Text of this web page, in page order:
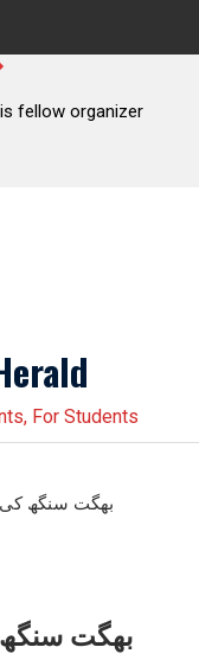
fellow organizer
For Students
بھگت سنگھ کی
بھگت